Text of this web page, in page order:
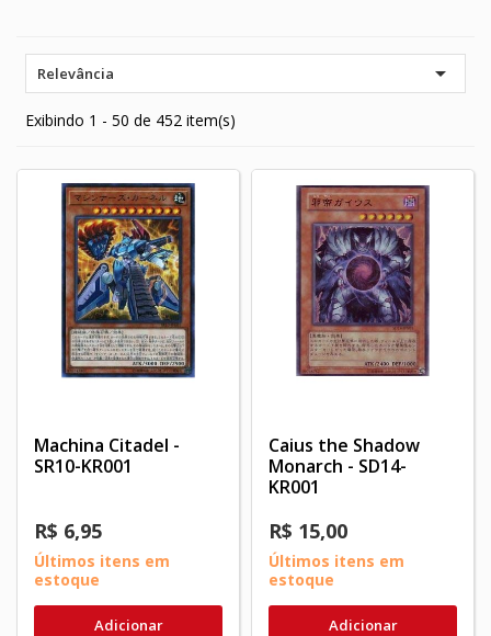
Relevância 
Exibindo 1 - 50 de 452 item(s)
Machina Citadel -
SR10-KR001
R$ 6,95
Últimos itens em
estoque
Adicionar
Caius the Shadow
Monarch - SD14-
KR001
R$ 15,00
Últimos itens em
estoque
Adicionar